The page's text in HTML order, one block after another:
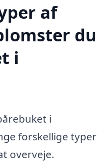
af
du
i
i
forskellige typer
overveje.